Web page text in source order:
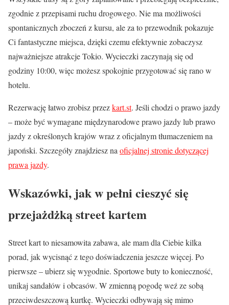
zgodnie z przepisami ruchu drogowego. Nie ma możliwości
spontanicznych zboczeń z kursu, ale za to przewodnik pokazuje
Ci fantastyczne miejsca, dzięki czemu efektywnie zobaczysz
najważniejsze atrakcje Tokio. Wycieczki zaczynają się od
godziny 10:00, więc możesz spokojnie przygotować się rano w
hotelu.
Rezerwację łatwo zrobisz przezkart.st. Jeśli chodzi o prawo jazdy
– może być wymagane międzynarodowe prawo jazdy lub prawo
jazdy z określonych krajów wraz z oficjalnym tłumaczeniem na
japoński. Szczegóły znajdziesz naoficjalnej stronie dotyczącej
prawa jazdy.
Wskazówki, jak w pełni cieszyć się
przejażdżką street kartem
Street kart to niesamowita zabawa, ale mam dla Ciebie kilka
porad, jak wycisnąć z tego doświadczenia jeszcze więcej. Po
pierwsze – ubierz się wygodnie. Sportowe buty to konieczność,
unikaj sandałów i obcasów. W zmienną pogodę weź ze sobą
przeciwdeszczową kurtkę. Wycieczki odbywają się mimo